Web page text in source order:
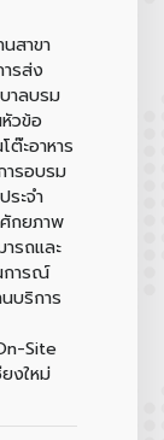
สาขา
รส่ง
าลบรม
วข้อ
ะอาหาร
รอบรม
ะจำ
กยภาพ
รถและ
การณ์
บริการ
Site
งใหม่